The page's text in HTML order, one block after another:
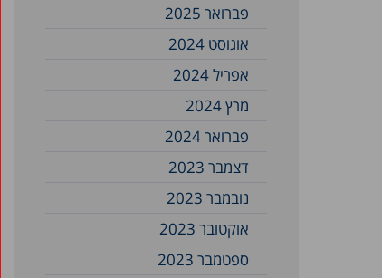
פברואר 2025
אוגוסט 2024
אפריל 2024
מרץ 2024
פברואר 2024
דצמבר 2023
נובמבר 2023
אוקטובר 2023
ספטמבר 2023